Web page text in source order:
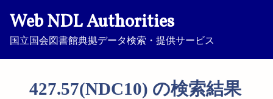
Web NDL Authorities
国立国会図書館典拠データ検索・提供サービス
427.57(NDC10) の検索結果